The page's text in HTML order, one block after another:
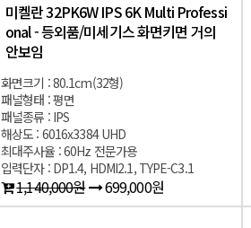
미켈란 32PK6W IPS 6K Multi Professi
onal - 등외품/미세기스 화면키면 거의
안보임
화면크기 : 80.1cm(32형)
패널형태 : 평면
패널종류 : IPS
해상도 : 6016x3384 UHD
최대주사율 : 60Hz 전문가용
입력단자 : DP1.4, HDMI2.1, TYPE-C3.1
1,140,000원 699,000원